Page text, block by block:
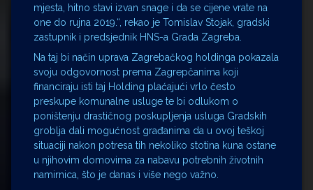
mjesta, hitno stavi izvan snage i da se cijene vrate na
one do rujna 2019.“, rekao je Tomislav Stojak, gradski
zastupnik i predsjednik HNS-a Grada Zagreba.
Na taj bi način uprava Zagrebačkog holdinga pokazala
svoju odgovornost prema Zagrepčanima koji
financiraju isti taj Holding plaćajući vrlo često
preskupe komunalne usluge te bi odlukom o
poništenju drastičnog poskupljenja usluga Gradskih
groblja dali mogućnost građanima da u ovoj teškoj
situaciji nakon potresa tih nekoliko stotina kuna ostane
u njihovim domovima za nabavu potrebnih životnih
namirnica, što je danas i više nego važno.